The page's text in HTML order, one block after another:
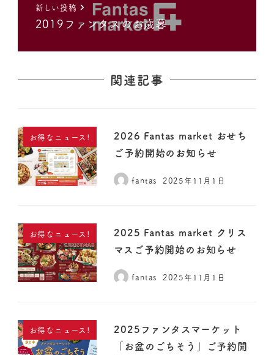
新しい投稿
2019ファンタスのお歳暮
関連記事
お得なニュース!
2026 Fantas market おせち
ご予約開始のお知らせ
fantas 2025年11月1日
お得なニュース!
2025 Fantas market クリス
マスご予約開始のお知らせ
fantas 2025年11月1日
お得なニュース!
2025ファンタスマーケット
「お盆のごちそう」ご予約開